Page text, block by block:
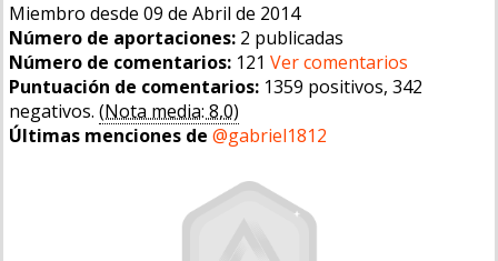
Miembro desde 09 de Abril de 2014
Número de aportaciones: 2 publicadas
Número de comentarios: 121 Ver comentarios
Puntuación de comentarios: 1359 positivos, 342
negativos. (Nota media: 8,0)
Últimas menciones de @gabriel1812